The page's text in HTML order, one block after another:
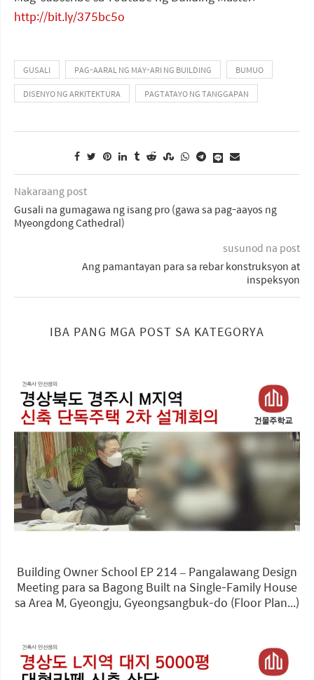
http://bit.ly/375bc5o
GUSALI PAG-AARAL NG MAY-ARI NG BUILDING
BUMUO
DISENYO NG ARKITEKTURA
PAGTATAYO NG TANGGAPAN
Nakaraang post
Gusali na gumagawa ng isang pro (gawa sa pag-aayos ng
Myeongdong Cathedral)
susunod na post
Ang pamantayan para sa rebar konstruksyon at
inspeksyon
IBA PANG MGA POST SA KATEGORYA
Building Owner School EP 214 – Pangalawang Design
Meeting para sa Bagong Built na Single-Family House
sa Area M, Gyeongju, Gyeongsangbuk-do (Floor Plan...)